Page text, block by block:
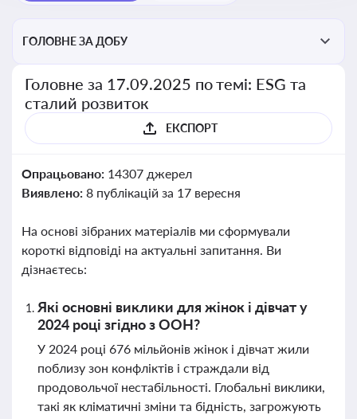
ГОЛОВНЕ ЗА ДОБУ
Головне за 17.09.2025 по темі: ESG та
сталий розвиток
ЕКСПОРТ
Опрацьовано: 14307 джерел
Виявлено: 8 публікацій за 17 вересня
На основі зібраних матеріалів ми сформували
короткі відповіді на актуальні запитання. Ви
дізнаєтесь:
Які основні виклики для жінок і дівчат у
2024 році згідно з ООН?
У 2024 році 676 мільйонів жінок і дівчат жили
поблизу зон конфліктів і страждали від
продовольчої нестабільності. Глобальні виклики,
такі як кліматичні зміни та бідність, загрожують